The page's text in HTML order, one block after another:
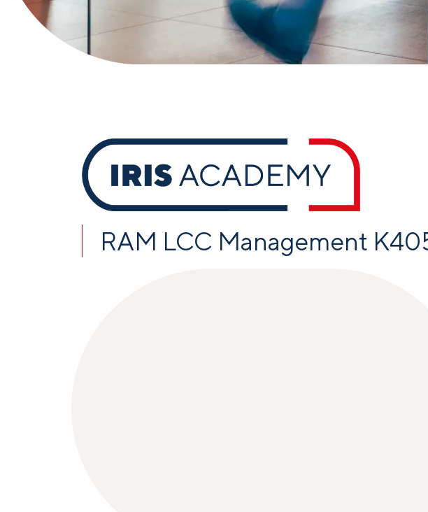
RAM LCC Management